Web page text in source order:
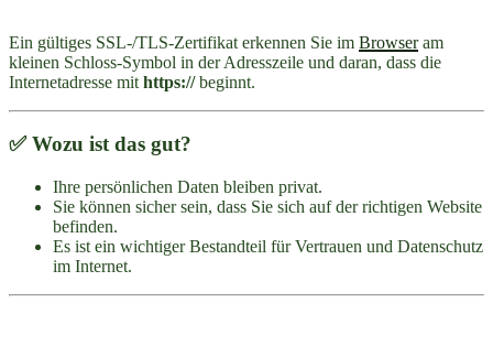
Ein gültiges SSL-/TLS-Zertifikat erkennen Sie im Browseram
kleinen Schloss-Symbol in der Adresszeile und daran, dass die
Internetadresse mit https://beginnt.
✅ Wozu ist das gut?
Ihre persönlichen Daten bleiben privat.
Sie können sicher sein, dass Sie sich auf der richtigen Website
befinden.
Es ist ein wichtiger Bestandteil für Vertrauen und Datenschutz
im Internet.